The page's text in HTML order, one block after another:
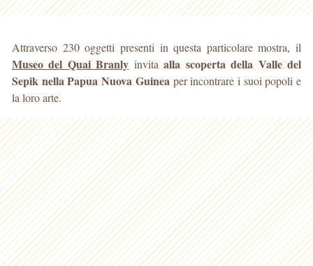
Attraverso 230 oggetti presenti in questa particolare mostra, il
Museo del Quai Branly invitaalla scoperta della Valle del
Sepik nella Papua Nuova Guinea per incontrare i suoi popoli e
la loro arte.